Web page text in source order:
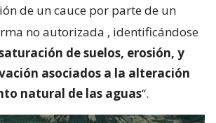
de un cauce por parte de un
no autorizada , identificándose
de suelos, erosión, y
asociados a la alteración
natural de las aguas“.